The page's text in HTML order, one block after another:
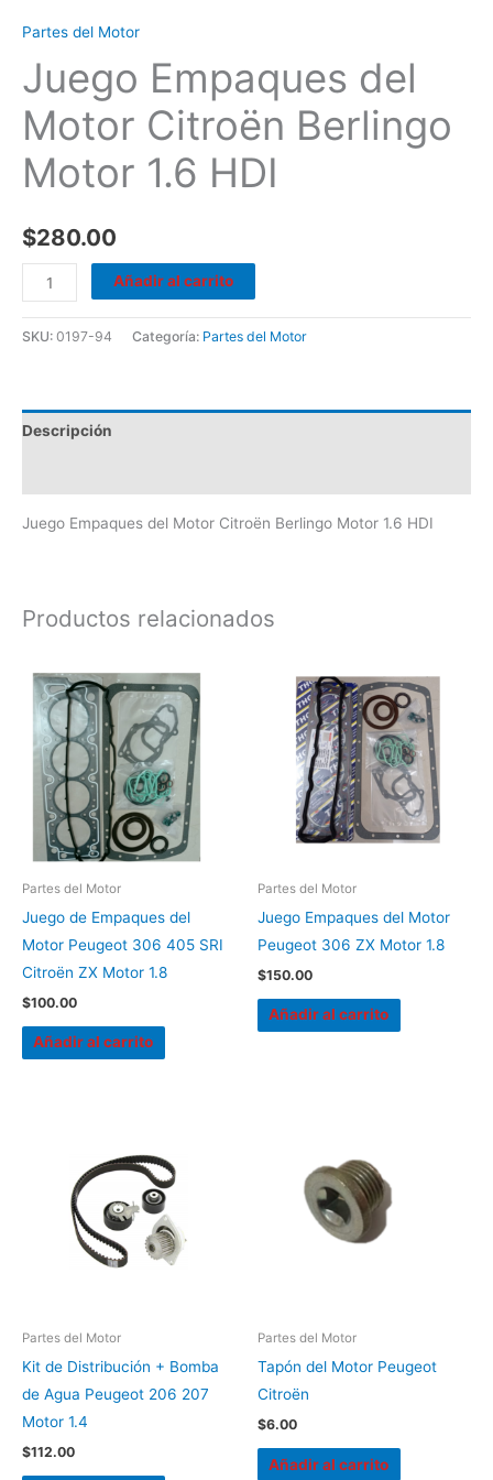
Partes del Motor
Juego Empaques del
Motor Citroën Berlingo
Motor 1.6 HDI
$280.00
Añadir al carrito
SKU: 0197-94 Categoría: Partes del Motor
Descripción
Juego Empaques del Motor Citroën Berlingo Motor 1.6 HDI
Productos relacionados
Partes del Motor
Juego de Empaques del
Motor Peugeot 306 405 SRI
Citroën ZX Motor 1.8
$100.00
Añadir al carrito
Partes del Motor
Juego Empaques del Motor
Peugeot 306 ZX Motor 1.8
$150.00
Añadir al carrito
Partes del Motor
Kit de Distribución + Bomba
de Agua Peugeot 206 207
Motor 1.4
$112.00
Partes del Motor
Tapón del Motor Peugeot
Citroën
$6.00
Añadir al carrito